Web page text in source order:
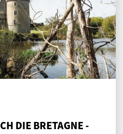
DIE BRETAGNE -